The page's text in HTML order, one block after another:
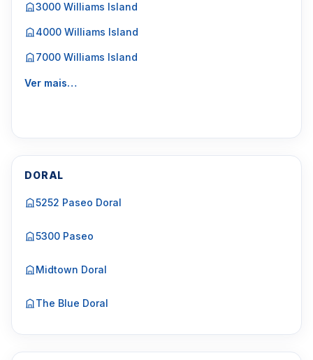
3000 Williams Island
4000 Williams Island
7000 Williams Island
Ver mais…
DORAL
5252 Paseo Doral
5300 Paseo
Midtown Doral
The Blue Doral